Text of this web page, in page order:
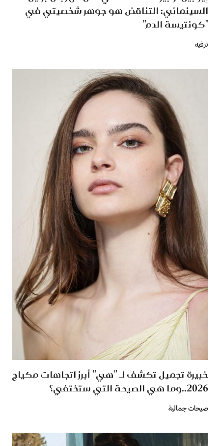
السينمائي: التناقض هو جوهر شخصيتي في
"كونتيسة الدم"
ترفيه
خبيرة تجميل تكشف لـ "هي" أبرز اتجاهات مكياج
2026..وما هي الصيحة التي ستختفي؟
صيحات جمالية